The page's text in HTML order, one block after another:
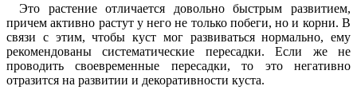
Это растение отличается довольно быстрым развитием,
причем активно растут у него не только побеги, но и корни. В
связи с этим, чтобы куст мог развиваться нормально, ему
рекомендованы систематические пересадки. Если же не
проводить своевременные пересадки, то это негативно
отразится на развитии и декоративности куста.